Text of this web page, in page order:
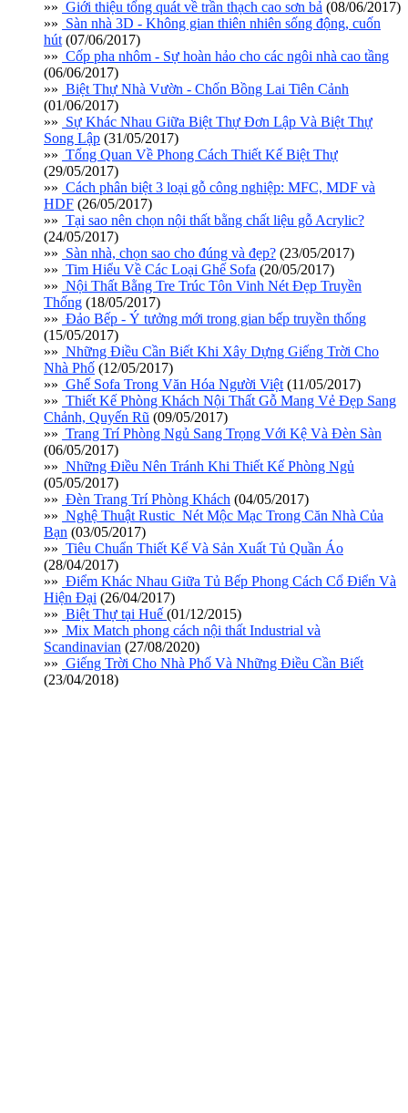
»» Giới thiệu tổng quát về trần thạch cao sơn bả (08/06/2017)
»» Sàn nhà 3D - Không gian thiên nhiên sống động, cuốn
hút (07/06/2017)
»» Cốp pha nhôm - Sự hoàn hảo cho các ngôi nhà cao tầng
(06/06/2017)
»» Biệt Thự Nhà Vườn - Chốn Bồng Lai Tiên Cảnh
(01/06/2017)
»» Sự Khác Nhau Giữa Biệt Thự Đơn Lập Và Biệt Thự
Song Lập (31/05/2017)
»» Tổng Quan Về Phong Cách Thiết Kế Biệt Thự
(29/05/2017)
»» Cách phân biệt 3 loại gỗ công nghiệp: MFC, MDF và
HDF (26/05/2017)
»» Tại sao nên chọn nội thất bằng chất liệu gỗ Acrylic?
(24/05/2017)
»» Sàn nhà, chọn sao cho đúng và đẹp? (23/05/2017)
»» Tim Hiểu Về Các Loại Ghế Sofa (20/05/2017)
»» Nội Thất Bằng Tre Trúc Tôn Vinh Nét Đẹp Truyền
Thống (18/05/2017)
»» Đảo Bếp - Ý tưởng mới trong gian bếp truyền thống
(15/05/2017)
»» Những Điều Cần Biết Khi Xây Dựng Giếng Trời Cho
Nhà Phố (12/05/2017)
»» Ghế Sofa Trong Văn Hóa Người Việt (11/05/2017)
»» Thiết Kế Phòng Khách Nội Thất Gỗ Mang Vẻ Đẹp Sang
Chảnh, Quyến Rũ (09/05/2017)
»» Trang Trí Phòng Ngủ Sang Trọng Với Kệ Và Đèn Sàn
(06/05/2017)
»» Những Điều Nên Tránh Khi Thiết Kế Phòng Ngủ
(05/05/2017)
»» Đèn Trang Trí Phòng Khách (04/05/2017)
»» Nghệ Thuật Rustic_Nét Mộc Mạc Trong Căn Nhà Của
Bạn (03/05/2017)
»» Tiêu Chuẩn Thiết Kế Và Sản Xuất Tủ Quần Áo
(28/04/2017)
»» Điểm Khác Nhau Giữa Tủ Bếp Phong Cách Cổ Điển Và
Hiện Đại (26/04/2017)
»» Biệt Thự tại Huế (01/12/2015)
»» Mix Match phong cách nội thất Industrial và
Scandinavian (27/08/2020)
»» Giếng Trời Cho Nhà Phố Và Những Điều Cần Biết
(23/04/2018)